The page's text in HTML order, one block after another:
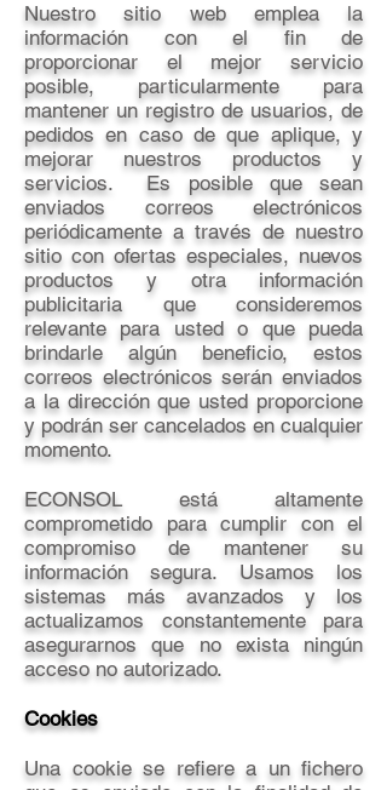
Nuestro sitio web emplea la
información con el fin de
proporcionar el mejor servicio
posible, particularmente para
mantener un registro de usuarios, de
pedidos en caso de que aplique, y
mejorar nuestros productos y
servicios. Es posible que sean
enviados correos electrónicos
periódicamente a través de nuestro
sitio con ofertas especiales, nuevos
productos y otra información
publicitaria que consideremos
relevante para usted o que pueda
brindarle algún beneficio, estos
correos electrónicos serán enviados
a la dirección que usted proporcione
y podrán ser cancelados en cualquier
momento.
ECONSOL está altamente
comprometido para cumplir con el
compromiso de mantener su
información segura. Usamos los
sistemas más avanzados y los
actualizamos constantemente para
asegurarnos que no exista ningún
acceso no autorizado.
Cookies
Una cookie se refiere a un fichero